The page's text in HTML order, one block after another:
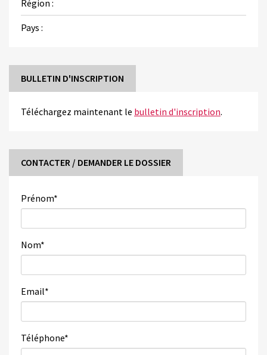
Région :
Pays :
BULLETIN D'INSCRIPTION
Téléchargez maintenant le bulletin d'inscription.
CONTACTER / DEMANDER LE DOSSIER
Prénom*
Nom*
Email*
Téléphone*